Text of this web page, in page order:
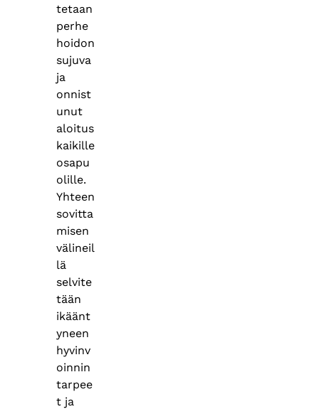
tetaan
perhe
hoidon
sujuva
ja
onnist
unut
aloitus
kaikille
osapu
olille.
Yhteen
sovitta
misen
välineil
lä
selvite
tään
ikäänt
yneen
hyvinv
oinnin
tarpee
t ja